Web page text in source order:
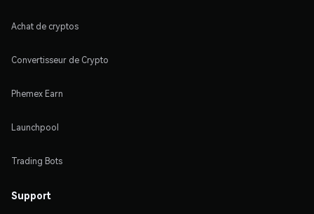
Achat de cryptos
Convertisseur de Crypto
Phemex Earn
Launchpool
Trading Bots
Support